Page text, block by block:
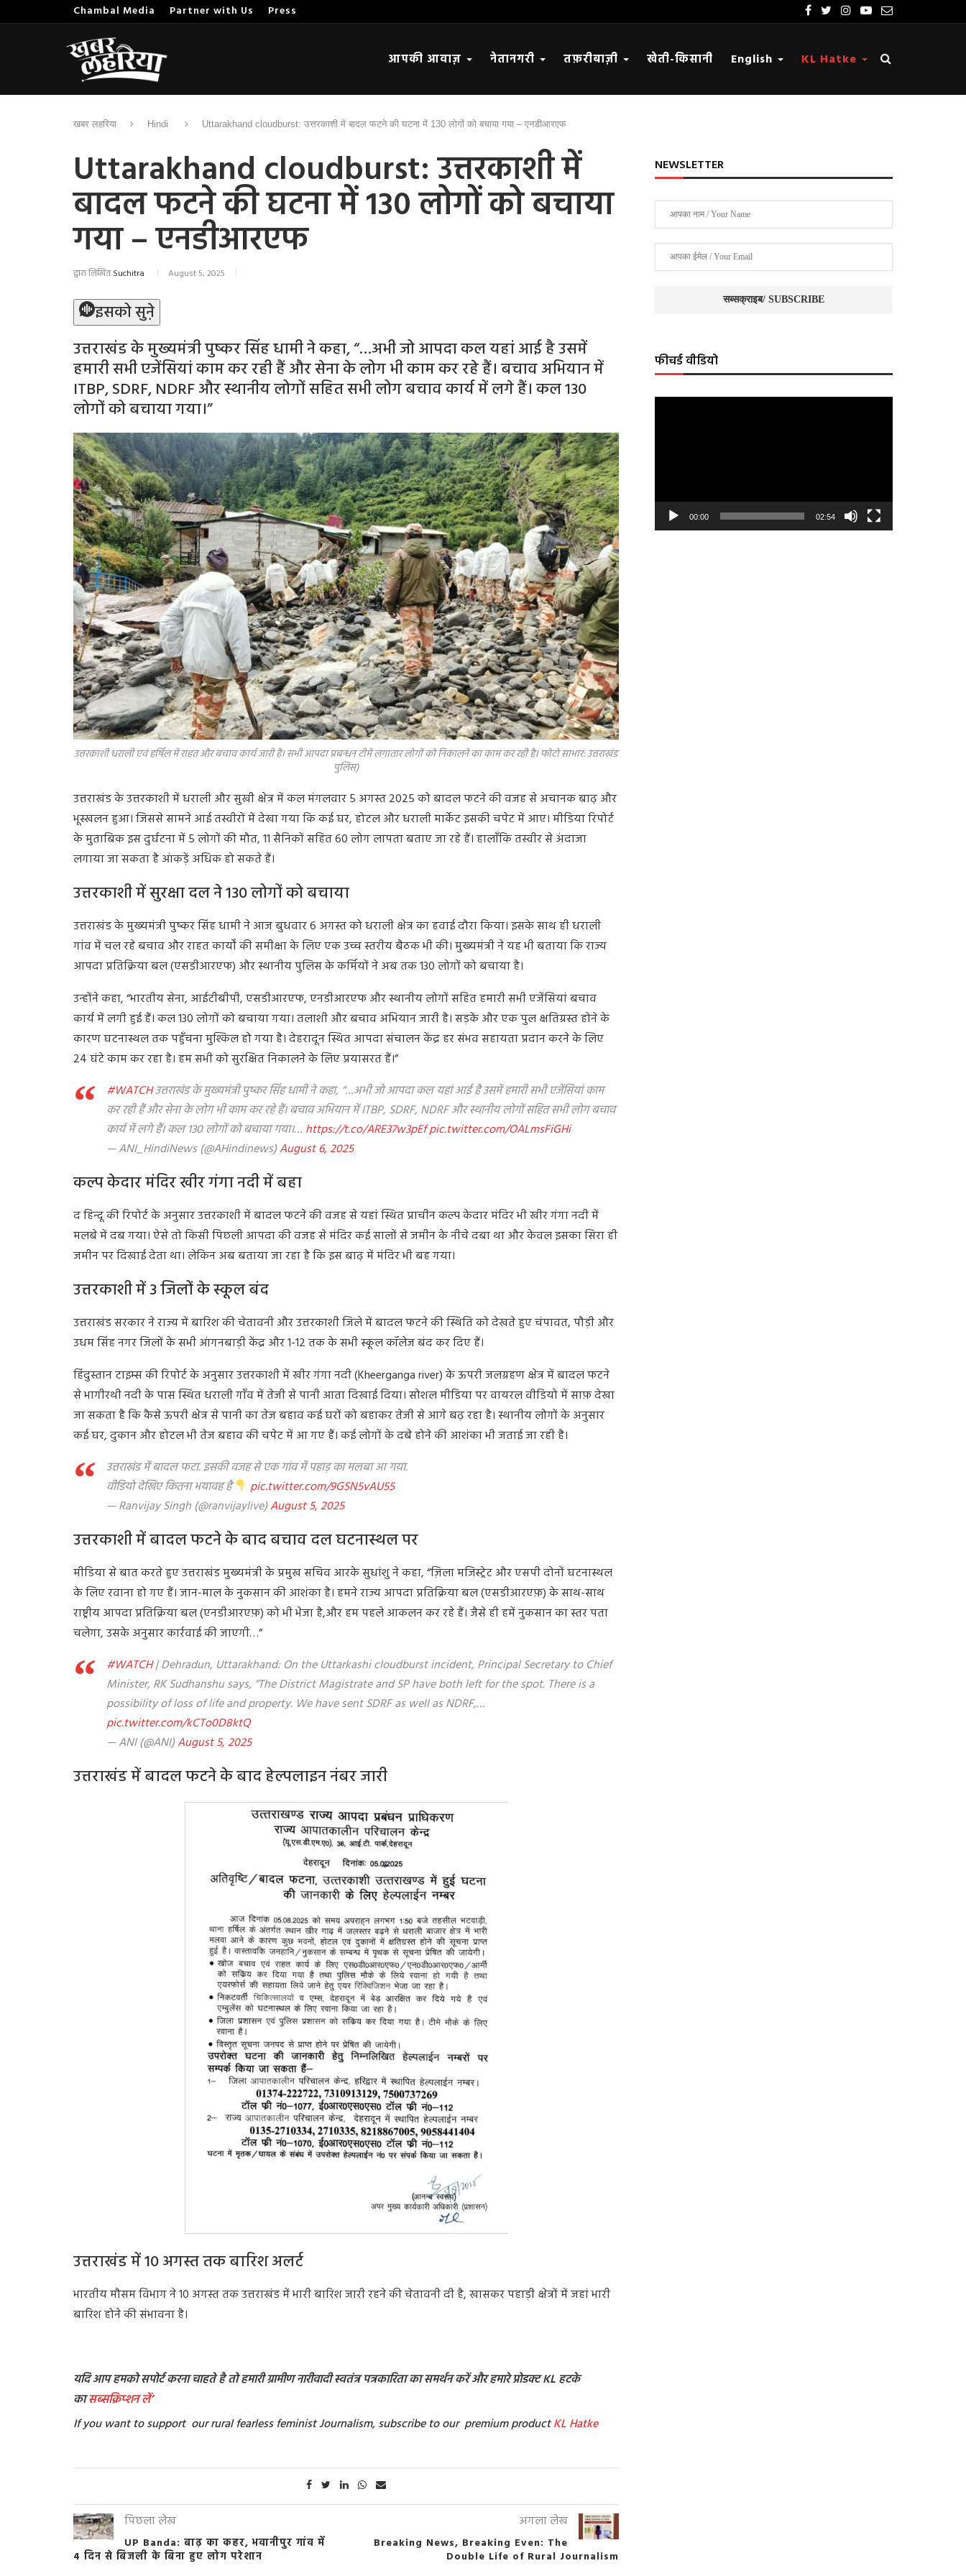
Chambal Media Partner with Us Press
आपकी आवाज़ नेतानगरी तफ़रीबाज़ी खेती-किसानी English KL Hatke
खबर लहरिया Hindi Uttarakhand cloudburst: उत्तरकाशी में बादल फटने की घटना में 130 लोगों को बचाया गया – एनडीआरएफ
Uttarakhand cloudburst: उत्तरकाशी में
बादल फटने की घटना में 130 लोगों को बचाया
गया – एनडीआरएफ
द्वारा लिखितSuchitra August 5, 2025
इसको सुने़
उत्तराखंड के मुख्यमंत्री पुष्कर सिंह धामी ने कहा, “…अभी जो आपदा कल यहां आई है उसमें
हमारी सभी एजेंसियां काम कर रही हैं और सेना के लोग भी काम कर रहे हैं। बचाव अभियान में
ITBP, SDRF, NDRF और स्थानीय लोगों सहित सभी लोग बचाव कार्य में लगे हैं। कल 130
लोगों को बचाया गया।”
उत्तरकाशी धराली एवं हर्षिल में राहत और बचाव कार्य जारी है। सभी आपदा प्रबन्धन टीमें लगातार लोगों को निकालने का काम कर रही है। फोटो साभार: उत्तराखंड
पुलिस)
उत्तराखंड के उत्तरकाशी में धराली और सुखी क्षेत्र में कल मंगलवार 5 अगस्त 2025 को बादल फटने की वजह से अचानक बाढ़ और
भूस्खलन हुआ। जिससे सामने आई तस्वीरों में देखा गया कि कई घर, होटल और धराली मार्केट इसकी चपेट में आए। मीडिया रिपोर्ट
के मुताबिक इस दुर्घटना में 5 लोगों की मौत, 11 सैनिकों सहित 60 लोग लापता बताए जा रहे हैं। हालाँकि तस्वीर से अंदाजा
लगाया जा सकता है आंकड़ें अधिक हो सकते हैं।
उत्तरकाशी में सुरक्षा दल ने 130 लोगों को बचाया
उत्तराखंड के मुख्यमंत्री पुष्कर सिंह धामी ने आज बुधवार 6 अगस्त को धराली क्षेत्र का हवाई दौरा किया। इसके साथ ही धराली
गांव में चल रहे बचाव और राहत कार्यों की समीक्षा के लिए एक उच्च स्तरीय बैठक भी की। मुख्यमंत्री ने यह भी बताया कि राज्य
आपदा प्रतिक्रिया बल (एसडीआरएफ) और स्थानीय पुलिस के कर्मियों ने अब तक 130 लोगों को बचाया है।
उन्होंने कहा, “भारतीय सेना, आईटीबीपी, एसडीआरएफ, एनडीआरएफ और स्थानीय लोगों सहित हमारी सभी एजेंसियां बचाव
कार्य में लगी हुई हैं। कल 130 लोगों को बचाया गया। तलाशी और बचाव अभियान जारी है। सड़कें और एक पुल क्षतिग्रस्त होने के
कारण घटनास्थल तक पहुँचना मुश्किल हो गया है। देहरादून स्थित आपदा संचालन केंद्र हर संभव सहायता प्रदान करने के लिए
24 घंटे काम कर रहा है। हम सभी को सुरक्षित निकालने के लिए प्रयासरत हैं।”
#WATCHउत्तराखंड के मुख्यमंत्री पुष्कर सिंह धामी ने कहा, “…अभी जो आपदा कल यहां आई है उसमें हमारी सभी एजेंसियां काम
कर रही हैं और सेना के लोग भी काम कर रहे हैं। बचाव अभियान में ITBP, SDRF, NDRF और स्थानीय लोगों सहित सभी लोग बचाव
कार्य में लगे हैं। कल 130 लोगों को बचाया गया।… https://t.co/ARE37w3pEfpic.twitter.com/OALmsFiGHi
— ANI_HindiNews (@AHindinews)August 6, 2025
कल्प केदार मंदिर खीर गंगा नदी में बहा
द हिन्दू की रिपोर्ट के अनुसार उत्तरकाशी में बादल फटने की वजह से यहां स्थित प्राचीन कल्प केदार मंदिर भी खीर गंगा नदी में
मलबे में दब गया। ऐसे तो किसी पिछली आपदा की वजह से मंदिर कई सालों से जमीन के नीचे दबा था और केवल इसका सिरा ही
जमीन पर दिखाई देता था। लेकिन अब बताया जा रहा है कि इस बाढ़ में मंदिर भी बह गया।
उत्तरकाशी में 3 जिलों के स्कूल बंद
उत्तराखंड सरकार ने राज्य में बारिश की चेतावनी और उत्तरकाशी जिले में बादल फटने की स्थिति को देखते हुए चंपावत, पौड़ी और
उधम सिंह नगर जिलों के सभी आंगनबाड़ी केंद्र और 1-12 तक के सभी स्कूल कॉलेज बंद कर दिए हैं।
हिंदुस्तान टाइम्स की रिपोर्ट के अनुसार उत्तरकाशी में खीर गंगा नदी (Kheerganga river) के ऊपरी जलग्रहण क्षेत्र में बादल फटने
से भागीरथी नदी के पास स्थित धराली गाँव में तेजी से पानी आता दिखाई दिया। सोशल मीडिया पर वायरल वीडियो में साफ़ देखा
जा सकता है कि कैसे ऊपरी क्षेत्र से पानी का तेज बहाव कई घरों को बहाकर तेजी से आगे बढ़ रहा है। स्थानीय लोगों के अनुसार
कई घर, दुकान और होटल भी तेज बहाव की चपेट में आ गए हैं। कई लोगों के दबे होने की आशंका भी जताई जा रही है।
उत्तराखंड में बादल फटा. इसकी वजह से एक गांव में पहाड़ का मलबा आ गया.
वीडियो देखिए कितना भयावह है
pic.twitter.com/9GSN5vAU55
— Ranvijay Singh (@ranvijaylive)August 5, 2025
उत्तरकाशी में बादल फटने के बाद बचाव दल घटनास्थल पर
मीडिया से बात करते हुए उत्तराखंड मुख्यमंत्री के प्रमुख सचिव आरके सुधांशु ने कहा, “ज़िला मजिस्ट्रेट और एसपी दोनों घटनास्थल
के लिए रवाना हो गए हैं। जान-माल के नुकसान की आशंका है। हमने राज्य आपदा प्रतिक्रिया बल (एसडीआरएफ़) के साथ-साथ
राष्ट्रीय आपदा प्रतिक्रिया बल (एनडीआरएफ़) को भी भेजा है,और हम पहले आकलन कर रहे हैं। जैसे ही हमें नुकसान का स्तर पता
चलेगा, उसके अनुसार कार्रवाई की जाएगी…”
#WATCH| Dehradun, Uttarakhand: On the Uttarkashi cloudburst incident, Principal Secretary to Chief
Minister, RK Sudhanshu says, “The District Magistrate and SP have both left for the spot. There is a
possibility of loss of life and property. We have sent SDRF as well as NDRF,…
pic.twitter.com/kCTo0D8ktQ
— ANI (@ANI)August 5, 2025
उत्तराखंड में बादल फटने के बाद हेल्पलाइन नंबर जारी
उत्तराखंड में 10 अगस्त तक बारिश अलर्ट
भारतीय मौसम विभाग ने 10 अगस्त तक उत्तराखंड में भारी बारिश जारी रहने की चेतावनी दी है, खासकर पहाड़ी क्षेत्रों में जहां भारी
बारिश होने की संभावना है।
यदि आप हमको सपोर्ट करना चाहते है तो हमारी ग्रामीण नारीवादी स्वतंत्र पत्रकारिता का समर्थन करें और हमारे प्रोडक्ट KL हटके
कासब्सक्रिप्शनलें’
If you want to support our rural fearless feminist Journalism, subscribe to our premium productKL Hatke
पिछला लेख
UP Banda: बाढ़ का कहर, भवानीपुर गांव में
4 दिन से बिजली के बिना हुए लोग परेशान
अगला लेख
Breaking News, Breaking Even: The
Double Life of Rural Journalism
NEWSLETTER
फीचर्ड वीडियो
00:00 02:54